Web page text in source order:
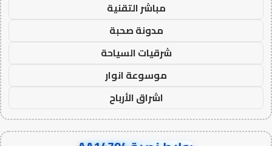
مباشر التقنية
مدونة صحبة
شرقيات السياحة
موسوعة انوار
اشراق الأرباح